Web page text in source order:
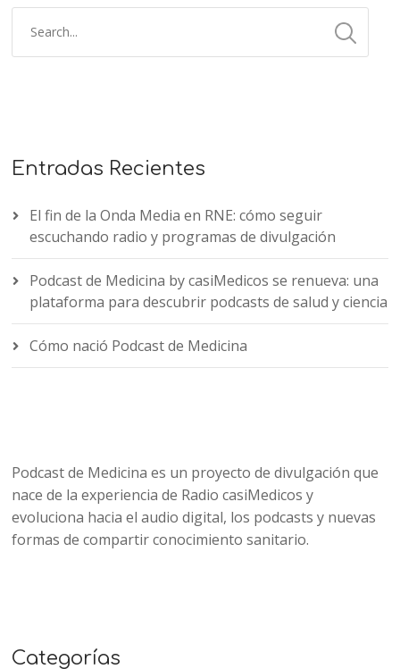
Entradas Recientes
El fin de la Onda Media en RNE: cómo seguir
escuchando radio y programas de divulgación
Podcast de Medicina by casiMedicos se renueva: una
plataforma para descubrir podcasts de salud y ciencia
Cómo nació Podcast de Medicina
Podcast de Medicina es un proyecto de divulgación que
nace de la experiencia de Radio casiMedicos y
evoluciona hacia el audio digital, los podcasts y nuevas
formas de compartir conocimiento sanitario.
Categorías